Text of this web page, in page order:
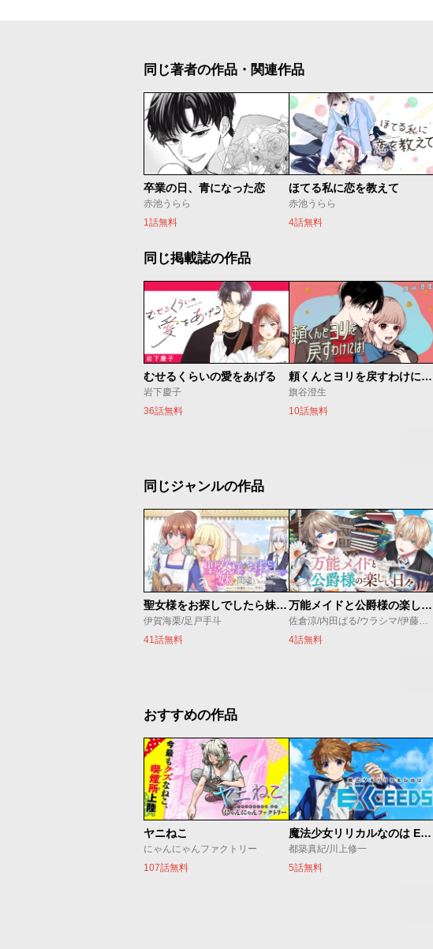
同じ著者の作品・関連作品
卒業の日、青になった恋
赤池うらら
1話無料
ほてる私に恋を教えて
赤池うらら
4話無料
同じ掲載誌の作品
むせるくらいの愛をあげる
岩下慶子
36話無料
頼くんとヨリを戻すわけには！
旗谷澄生
10話無料
同じジャンルの作品
聖女様をお探しでしたら妹で間違いありません。さあどうぞお連れください、今すぐ。
伊賀海栗/足戸手斗
41話無料
万能メイドと公爵様の楽しい日々
佐倉涼/内田ぱる/ウラシマ/伊藤テリヤキ
4話無料
おすすめの作品
ヤニねこ
にゃんにゃんファクトリー
107話無料
魔法少女リリカルなのは EXCEEDS
都築真紀/川上修一
5話無料